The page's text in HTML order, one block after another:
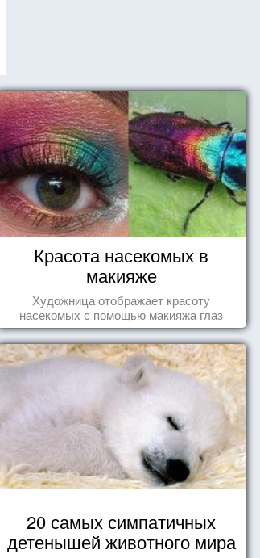
Красота насекомых в
макияже
Художница отображает красоту
насекомых с помощью макияжа глаз
20 самых симпатичных
детенышей животного мира